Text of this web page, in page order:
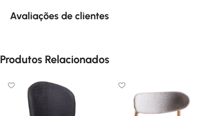
Avaliações de clientes
Produtos Relacionados